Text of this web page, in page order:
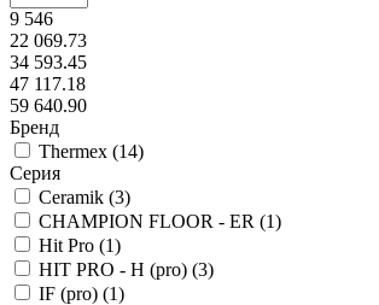
9 546
22 069.73
34 593.45
47 117.18
59 640.90
Бренд
Thermex (14)
Серия
Ceramik (3)
CHAMPION FLOOR - ER (1)
Hit Pro (1)
HIT PRO - H (pro) (3)
IF (pro) (1)